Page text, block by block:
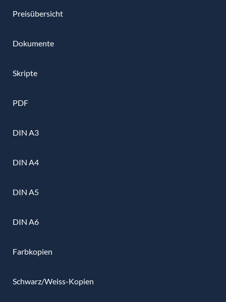
Preisübersicht
Dokumente
Skripte
PDF
DIN A3
DIN A4
DIN A5
DIN A6
Farbkopien
Schwarz/Weiss-Kopien